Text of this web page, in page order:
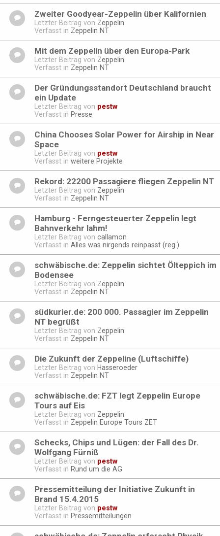
Zweiter Goodyear-Zeppelin über Kalifornien
Letzter Beitrag von Zeppelin
Verfasst in Zeppelin NT
Mit dem Zeppelin über den Europa-Park
Letzter Beitrag von Zeppelin
Verfasst in Zeppelin NT
Der Gründungsstandort Deutschland braucht
ein Update
Letzter Beitrag von pestw
Verfasst in Presse
China Chooses Solar Power for Airship in Near
Space
Letzter Beitrag von pestw
Verfasst in weitere Projekte
Rekord: 22200 Passagiere fliegen Zeppelin NT
Letzter Beitrag von Zeppelin
Verfasst in Zeppelin NT
Hamburg - Ferngesteuerter Zeppelin legt
Bahnverkehr lahm!
Letzter Beitrag von callamon
Verfasst in Alles was nirgends reinpasst (reg.)
schwäbische.de: Zeppelin sichtet Ölteppich im
Bodensee
Letzter Beitrag von Zeppelin
Verfasst in Zeppelin NT
südkurier.de: 200 000. Passagier im Zeppelin
NT begrüßt
Letzter Beitrag von Zeppelin
Verfasst in Zeppelin NT
Die Zukunft der Zeppeline (Luftschiffe)
Letzter Beitrag von Hasseroeder
Verfasst in Zeppelin NT
schwäbische.de: FZT legt Zeppelin Europe
Tours auf Eis
Letzter Beitrag von Zeppelin
Verfasst in Zeppelin Europe Tours ZET
Schecks, Chips und Lügen: der Fall des Dr.
Wolfgang Fürniß
Letzter Beitrag von pestw
Verfasst in Rund um die AG
Pressemitteilung der Initiative Zukunft in
Brand 15.4.2015
Letzter Beitrag von pestw
Verfasst in Pressemitteilungen